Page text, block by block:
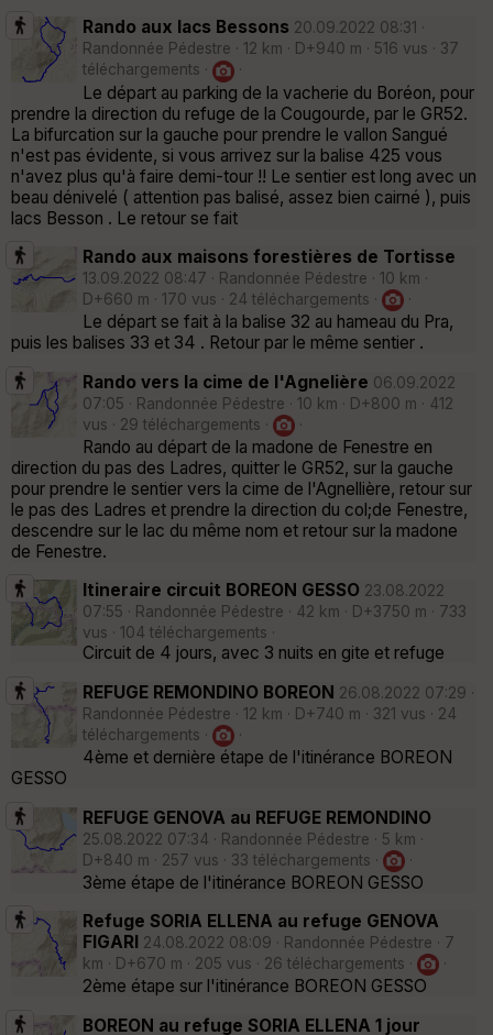
Rando aux lacs Bessons 20.09.2022 08:31 ·
Randonnée Pédestre · 12 km · D+940 m · 516 vus · 37
téléchargements ·
·
Le départ au parking de la vacherie du Boréon, pour
prendre la direction du refuge de la Cougourde, par le GR52.
La bifurcation sur la gauche pour prendre le vallon Sangué
n'est pas évidente, si vous arrivez sur la balise 425 vous
n'avez plus qu'à faire demi-tour !! Le sentier est long avec un
beau dénivelé ( attention pas balisé, assez bien cairné ), puis
lacs Besson . Le retour se fait
Rando aux maisons forestières de Tortisse
13.09.2022 08:47 · Randonnée Pédestre · 10 km ·
D+660 m · 170 vus · 24 téléchargements ·
·
Le départ se fait à la balise 32 au hameau du Pra,
puis les balises 33 et 34 . Retour par le même sentier .
Rando vers la cime de l'Agnelière 06.09.2022
07:05 · Randonnée Pédestre · 10 km · D+800 m · 412
vus · 29 téléchargements ·
·
Rando au départ de la madone de Fenestre en
direction du pas des Ladres, quitter le GR52, sur la gauche
pour prendre le sentier vers la cime de l'Agnellière, retour sur
le pas des Ladres et prendre la direction du col;de Fenestre,
descendre sur le lac du même nom et retour sur la madone
de Fenestre.
Itineraire circuit BOREON GESSO 23.08.2022
07:55 · Randonnée Pédestre · 42 km · D+3750 m · 733
vus · 104 téléchargements ·
Circuit de 4 jours, avec 3 nuits en gite et refuge
REFUGE REMONDINO BOREON 26.08.2022 07:29 ·
Randonnée Pédestre · 12 km · D+740 m · 321 vus · 24
téléchargements ·
·
4ème et dernière étape de l'itinérance BOREON
GESSO
REFUGE GENOVA au REFUGE REMONDINO
25.08.2022 07:34 · Randonnée Pédestre · 5 km ·
D+840 m · 257 vus · 33 téléchargements ·
·
3ème étape de l'itinérance BOREON GESSO
Refuge SORIA ELLENA au refuge GENOVA
FIGARI 24.08.2022 08:09 · Randonnée Pédestre · 7
km · D+670 m · 205 vus · 26 téléchargements ·
·
2ème étape sur l'itinérance BOREON GESSO
BOREON au refuge SORIA ELLENA 1 jour